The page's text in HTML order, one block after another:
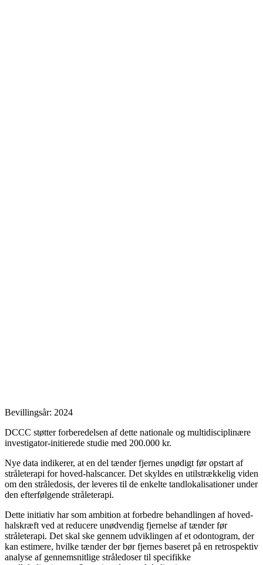
Bevillingsår: 2024
DCCC støtter forberedelsen af dette nationale og multidisciplinære
investigator‐initierede studie med 200.000 kr.
Nye data indikerer, at en del tænder fjernes unødigt før opstart af
stråleterapi for hoved-halscancer. Det skyldes en utilstrækkelig viden
om den stråledosis, der leveres til de enkelte tandlokalisationer under
den efterfølgende stråleterapi.
Dette initiativ har som ambition at forbedre behandlingen af hoved-
halskræft ved at reducere unødvendig fjernelse af tænder før
stråleterapi. Det skal ske gennem udviklingen af et odontogram, der
kan estimere, hvilke tænder der bør fjernes baseret på en retrospektiv
analyse af gennemsnitlige stråledoser til specifikke